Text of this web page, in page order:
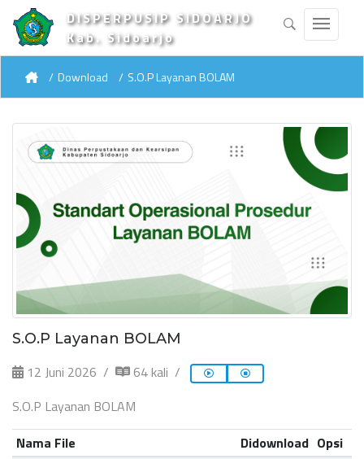
DISPERPUSIP SIDOARJO
Kab. Sidoarjo
Download S.O.P Layanan BOLAM
S.O.P Layanan BOLAM
12 Juni 2026
64 kali
S.O.P Layanan BOLAM
Nama File
Didownload Opsi